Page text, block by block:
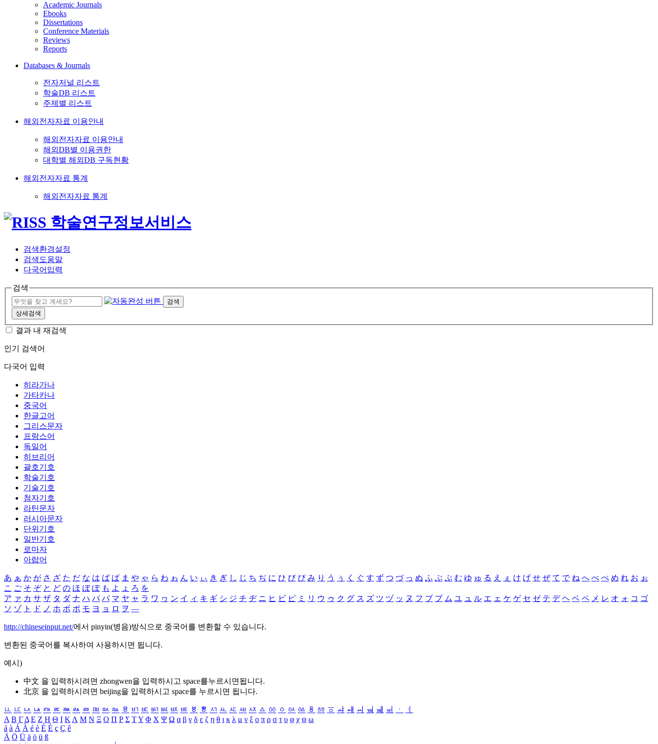
Academic Journals
Ebooks
Dissertations
Conference Materials
Reviews
Reports
Databases & Journals
전자저널 리스트
학술DB 리스트
주제별 리스트
해외전자자료 이용안내
해외전자자료 이용안내
해외DB별 이용권한
대학별 해외DB 구독현황
해외전자자료 통계
해외전자자료 통계
검색환경설정
검색도움말
다국어입력
검색
검색
상세검색
결과 내 재검색
인기 검색어
다국어 입력
히라가나
가타카나
중국어
한글고어
그리스문자
프랑스어
독일어
히브리어
괄호기호
학술기호
기술기호
첨자기호
라틴문자
러시아문자
단위기호
일반기호
로마자
아랍어
あ ぁ か が さ ざ た だ な は ば ぱ ま や ゃ ら わ ゎ ん い ぃ き ぎ し じ ち ぢ に ひ び ぴ み り う ぅ く ぐ す ず つ づ っ ぬ ふ ぶ ぷ む ゆ ゅ る え ぇ け げ せ ぜ て で ね へ べ ぺ め れ お ぉ
こ ご そ ぞ と ど の ほ ぼ ぽ も よ ょ ろ を
ア ァ カ サ ザ タ ダ ナ ハ バ パ マ ヤ ャ ラ ワ ヮ ン イ ィ キ ギ シ ジ チ ヂ ニ ヒ ビ ピ ミ リ ウ ゥ ク グ ス ズ ツ ヅ ッ ヌ フ ブ プ ム ユ ュ ル エ ェ ケ ゲ セ ゼ テ デ ヘ ベ ペ メ レ オ ォ コ ゴ
ソ ゾ ト ド ノ ホ ボ ポ モ ヨ ョ ロ ヲ ―
http://chineseinput.net/에서 pinyin(병음)방식으로 중국어를 변환할 수 있습니다.
변환된 중국어를 복사하여 사용하시면 됩니다.
예시)
中文 을 입력하시려면 zhongwen을 입력하시고 space를누르시면됩니다.
北京 을 입력하시려면 beijing을 입력하시고 space를 누르시면 됩니다.
ㅥ ㅦ ㅧ ㅨ ㅩ ㅪ ㅫ ㅬ ㅭ ㅮ ㅯ ㅰ ㅱ ㅲ ㅳ ㅴ ㅵ ㅶ ㅷ ㅸ ㅹ ㅺ ㅻ ㅼ ㅽ ㅾ ㅿ ㆀ ㆁ ㆂ ㆃ ㆄ ㆅ ㆆ ㆇ ㆈ ㆉ ㆊ ㆋ ㆌ ㆍ
ㆎ
Α Β ΓΔ Ε Ζ Η Θ Ι ΚΛ Μ Ν Ξ Ο Π Ρ Σ ΤΥ Φ Χ Ψ Ω α β γ δ ε ζ η θ ι κ λ μ ν ξ ο π ρ σ τ υ φ χ ψ ω
á à Á À é è É È ç Ç ê
Ä Ö Ü ä ö ü ß